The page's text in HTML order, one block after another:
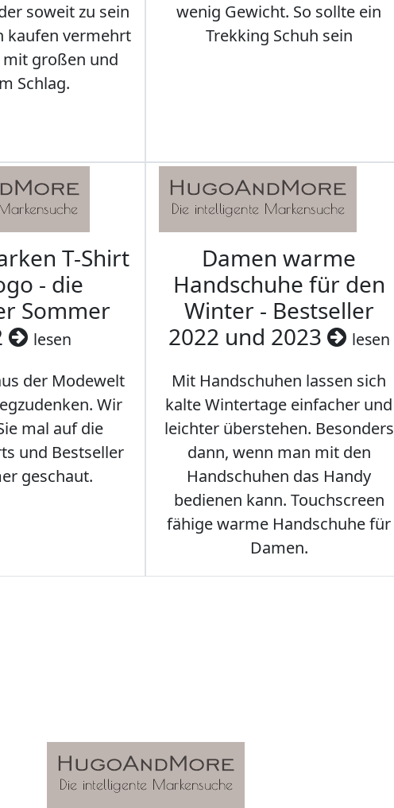
soweit zu sein
kaufen vermehrt
mit großen und
Schlag.
wenig Gewicht. So sollte ein
Trekking Schuh sein
T-Shirt
- die
Sommer
lesen
der Modewelt
Wir
mal auf die
und Bestseller
geschaut.
Damen warme
Handschuhe für den
Winter - Bestseller
2022 und 2023
lesen
Mit Handschuhen lassen sich
kalte Wintertage einfacher und
leichter überstehen. Besonders
dann, wenn man mit den
Handschuhen das Handy
bedienen kann. Touchscreen
fähige warme Handschuhe für
Damen.